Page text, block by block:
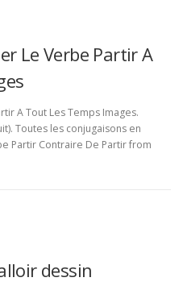
Le Verbe Partir A
A Tout Les Temps Images.
Toutes les conjugaisons en
Partir Contraire De Partir from
dessin